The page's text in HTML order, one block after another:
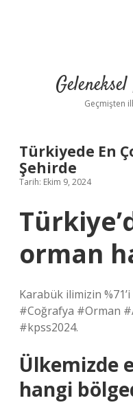
Geçmişten
Türkiyede En
Şehirde
Tarih: Ekim 9, 2024
orman
Karabük ilimizin
#Coğrafya #Orman
#kpss2024.
Ülkemizde
hangi